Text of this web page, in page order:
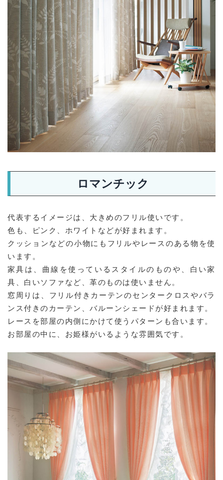
ロマンチック
代表するイメージは、大きめのフリル使いです。
色も、ピンク、ホワイトなどが好まれます。
クッションなどの小物にもフリルやレースのある物を使
います。
家具は、曲線を使っているスタイルのものや、白い家
具、白いソファなど、革のものは使いません。
窓周りは、フリル付きカーテンのセンタークロスやバラ
ンス付きのカーテン、バルーンシェードが好まれます。
レースを部屋の内側にかけて使うパターンも合います。
お部屋の中に、お姫様がいるような雰囲気です。